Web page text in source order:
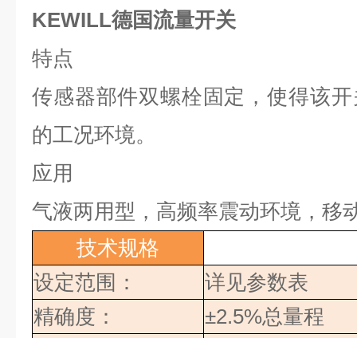
KEWILL德国流量开关
特点
传感器部件双螺栓固定，使得该
的工况环境。
应用
气液两用型，高频率震动环境，移
技术规格
设定范围：
详见参数表
精确度：
±2.5%总量程